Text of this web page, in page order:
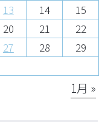
13 14
15
20 21
22
27 28
29
1月 »